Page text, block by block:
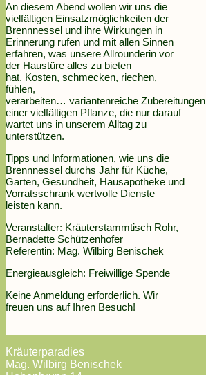
An diesem Abend wollen wir uns die
vielfältigen Einsatzmöglichkeiten der
Brennnessel und ihre Wirkungen in
Erinnerung rufen und mit allen Sinnen
erfahren, was unsere Allrounderin vor
der Haustüre alles zu bieten
hat. Kosten, schmecken, riechen,
fühlen,
verarbeiten… variantenreiche Zubereitungen
einer vielfältigen Pflanze, die nur darauf
wartet uns in unserem Alltag zu
unterstützen.
Tipps und Informationen, wie uns die
Brennnessel durchs Jahr für Küche,
Garten, Gesundheit, Hausapotheke und
Vorratsschrank wertvolle Dienste
leisten kann.
Veranstalter: Kräuterstammtisch Rohr,
Bernadette Schützenhofer
Referentin: Mag. Wilbirg Benischek
Energieausgleich: Freiwillige Spende
Keine Anmeldung erforderlich. Wir
freuen uns auf Ihren Besuch!
Kräuterparadies
Mag. Wilbirg Benischek